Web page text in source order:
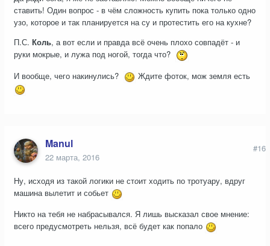
ставить! Один вопрос - в чём сложность купить пока только одно
узо, которое и так планируется на су и протестить его на кухне?
П.С. Коль, а вот если и правда всё очень плохо совпадёт - и
руки мокрые, и лужа под ногой, тогда что?
И вообще, чего накинулись?
Ждите фоток, мож земля есть
Manul
22 марта, 2016
#16
Ну, исходя из такой логики не стоит ходить по тротуару, вдруг
машина вылетит и собьет
Никто на тебя не набрасывался. Я лишь высказал свое мнение:
всего предусмотреть нельзя, всё будет как попало